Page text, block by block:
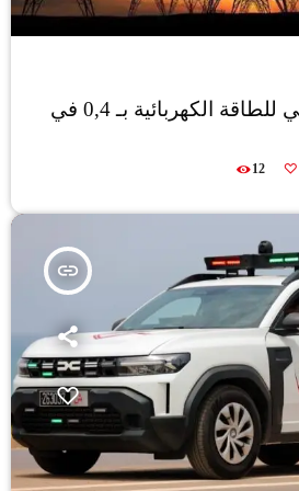
ارتفاع الإنتاج الوطني للطاقة الكهربائية بـ 0,4 في
12
insert_link